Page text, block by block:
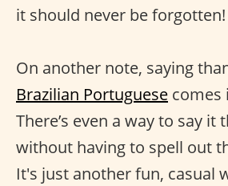
it should never be forgotten!
On another note, saying
Brazilian Portuguese comes
There’s even a way to say it
without having to spell out
It's just another fun, casual